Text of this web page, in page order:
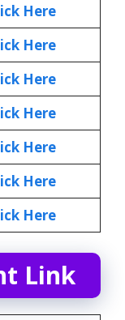
Here
Here
Here
Here
Here
Here
Here
Link